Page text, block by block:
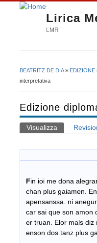
Lirica
LMR
Tu sei qui
BEATRITZ DE DIA» EDIZIONE
interpretativa
Edizione
Schede
Visualizza (scheda
Fin ioi me dona
chan plus gaiamen.
apensanssa. ni
car sai que son amon
er truan. Elor mals
enson dos tanz plus